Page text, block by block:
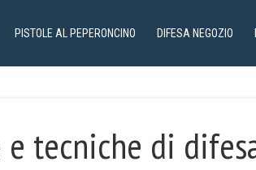
PISTOLE AL PEPERONCINO DIFESA NEGOZIO
tecniche di